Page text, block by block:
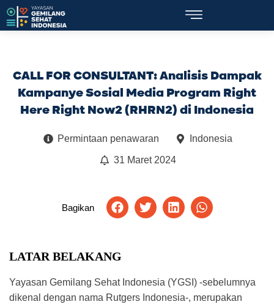
CALL FOR CONSULTANT: Analisis Dampak
Kampanye Sosial Media Program Right
Here Right Now2 (RHRN2) di Indonesia
Permintaan penawaran Indonesia
31 Maret 2024
Bagikan
LATAR BELAKANG
Yayasan Gemilang Sehat Indonesia (YGSI) -sebelumnya
dikenal dengan nama Rutgers Indonesia-, merupakan